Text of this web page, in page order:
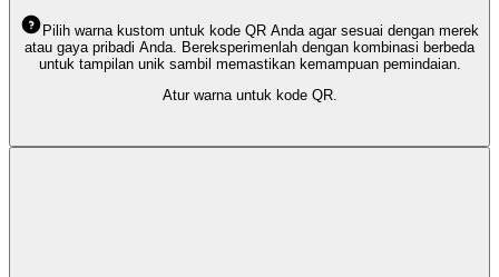
Pilih warna kustom untuk kode QR Anda agar sesuai dengan merek
atau gaya pribadi Anda. Bereksperimenlah dengan kombinasi berbeda
untuk tampilan unik sambil memastikan kemampuan pemindaian.
Atur warna untuk kode QR.